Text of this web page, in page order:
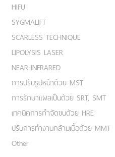
HIFU
SYGMALIFT
SCARLESS TECHNIQUE
LIPOLYSIS LASER
NEAR-INFRARED
การปรับรูปหน้าด้วย MST
การรักษาแผลเป็นด้วย SRT, SMT
เทคนิคการกำจัดขนด้วย HRE
ปรับการทำงานกล้ามเนื้อด้วย MMT
Other